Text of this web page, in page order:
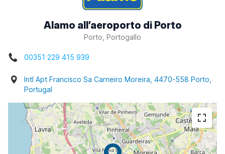
Alamo all’aeroporto di Porto
Porto, Portogallo
00351 229 415 939
Intl Apt Francisco Sa Carneiro Moreira, 4470-558 Porto,
Portugal